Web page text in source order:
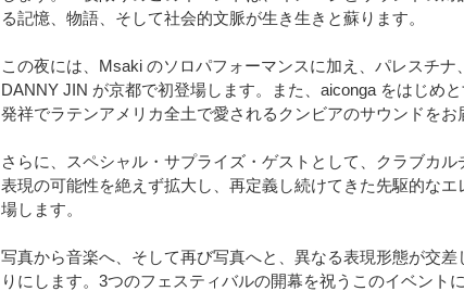
る記憶、物語、そして社会的文脈が生き生きと蘇ります。
この夜には、Msaki のソロパフォーマンスに加え、パレスチ
DANNY JIN が京都で初登場します。また、aiconga をはじめ
発祥でラテンアメリカ全土で愛されるクンビアのサウンドをお
さらに、スペシャル・サプライズ・ゲストとして、クラブカ
表現の可能性を絶えず拡大し、再定義し続けてきた先駆的な
場します。
写真から音楽へ、そして再び写真へと、異なる表現形態が交
りにします。3つのフェスティバルの開幕を祝うこのイベント